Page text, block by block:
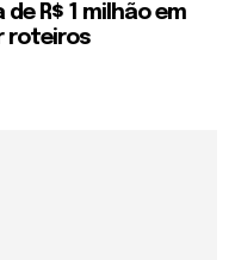
R$ 1 milhão em
roteiros